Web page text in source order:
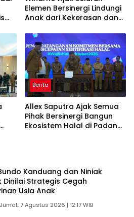
Elemen Bersinergi Lindungi
Anak dari Kekerasan dan
Berita
Allex Saputra Ajak Semua
Pihak Bersinergi Bangun
Ekosistem Halal di Padang
Kanduang dan Niniak
Dinilai Strategis Cegah
Usia Anak
Jumat, 7 Agustus 2026 | 12:17 WIB